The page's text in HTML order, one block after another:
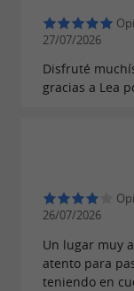
27/07/2026
Disfruté
gracias a Lea
26/07/2026
Un lugar muy
atento para
teniendo en